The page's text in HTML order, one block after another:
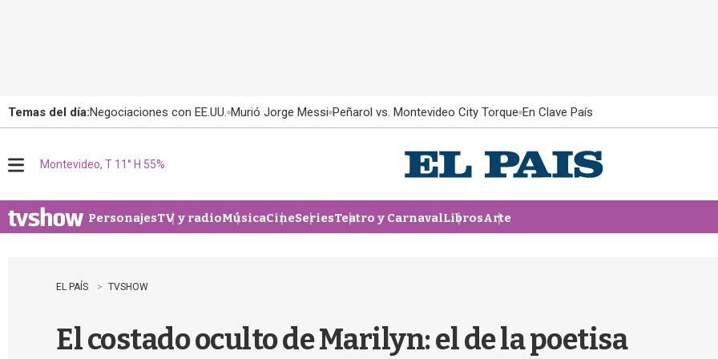
Temas del día:Negociaciones con EE.UU. Murió Jorge Messi Peñarol vs. Montevideo City Torque En Clave País
u
Montevideo, T 11° H 55%
PersonajesTV y radioMúsicaCineSeriesTeatro y CarnavalLibrosArte
EL PAÍS TVSHOW
El costado oculto de Marilyn: el de la poetisa